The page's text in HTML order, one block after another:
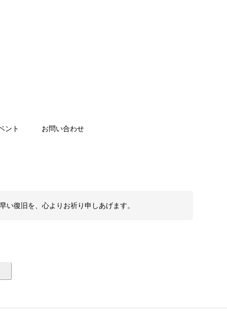
ント お問い合わせ
復旧を、心よりお祈り申しあげます。